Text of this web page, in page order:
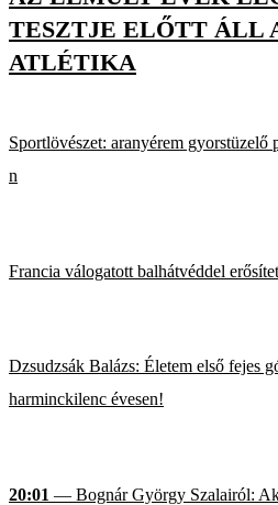
TESZTJE ELŐTT ÁLL
ATLÉTIKA
Sportlövészet: aranyérem gyorstüzelő
n
Francia válogatott balhátvéddel
Dzsudzsák Balázs: Életem első fejes
harminckilenc évesen!
20:01 — Bognár György Szalairól: